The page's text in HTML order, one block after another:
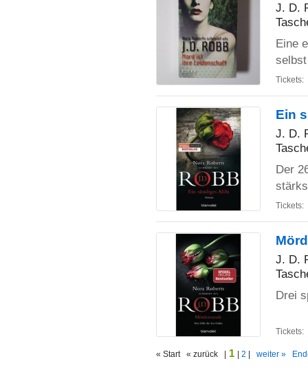
J. D.
Eine
Tickets:
Ein
J. D.
Der
Tickets:
J. D.
Drei
Tickets:
« Start « zurück | 1 2 weiter »